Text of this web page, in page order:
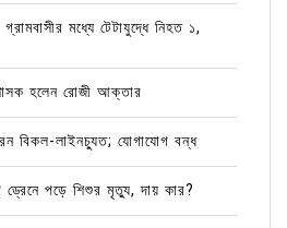
মধ্যে টেটাযুদ্ধে নিহত ১,
হলেন রোজী আক্তার
বিকল-লাইনচ্যুত; যোগাযোগ বন্ধ
ড্রেনে পড়ে শিশুর মৃত্যু, দায় কার?